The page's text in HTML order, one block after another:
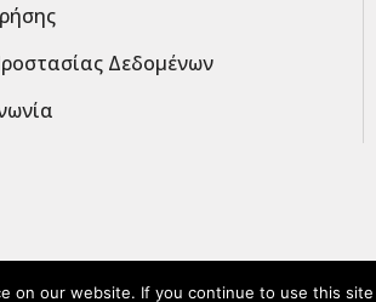
Δεδομένων
on our website. If you continue to use this